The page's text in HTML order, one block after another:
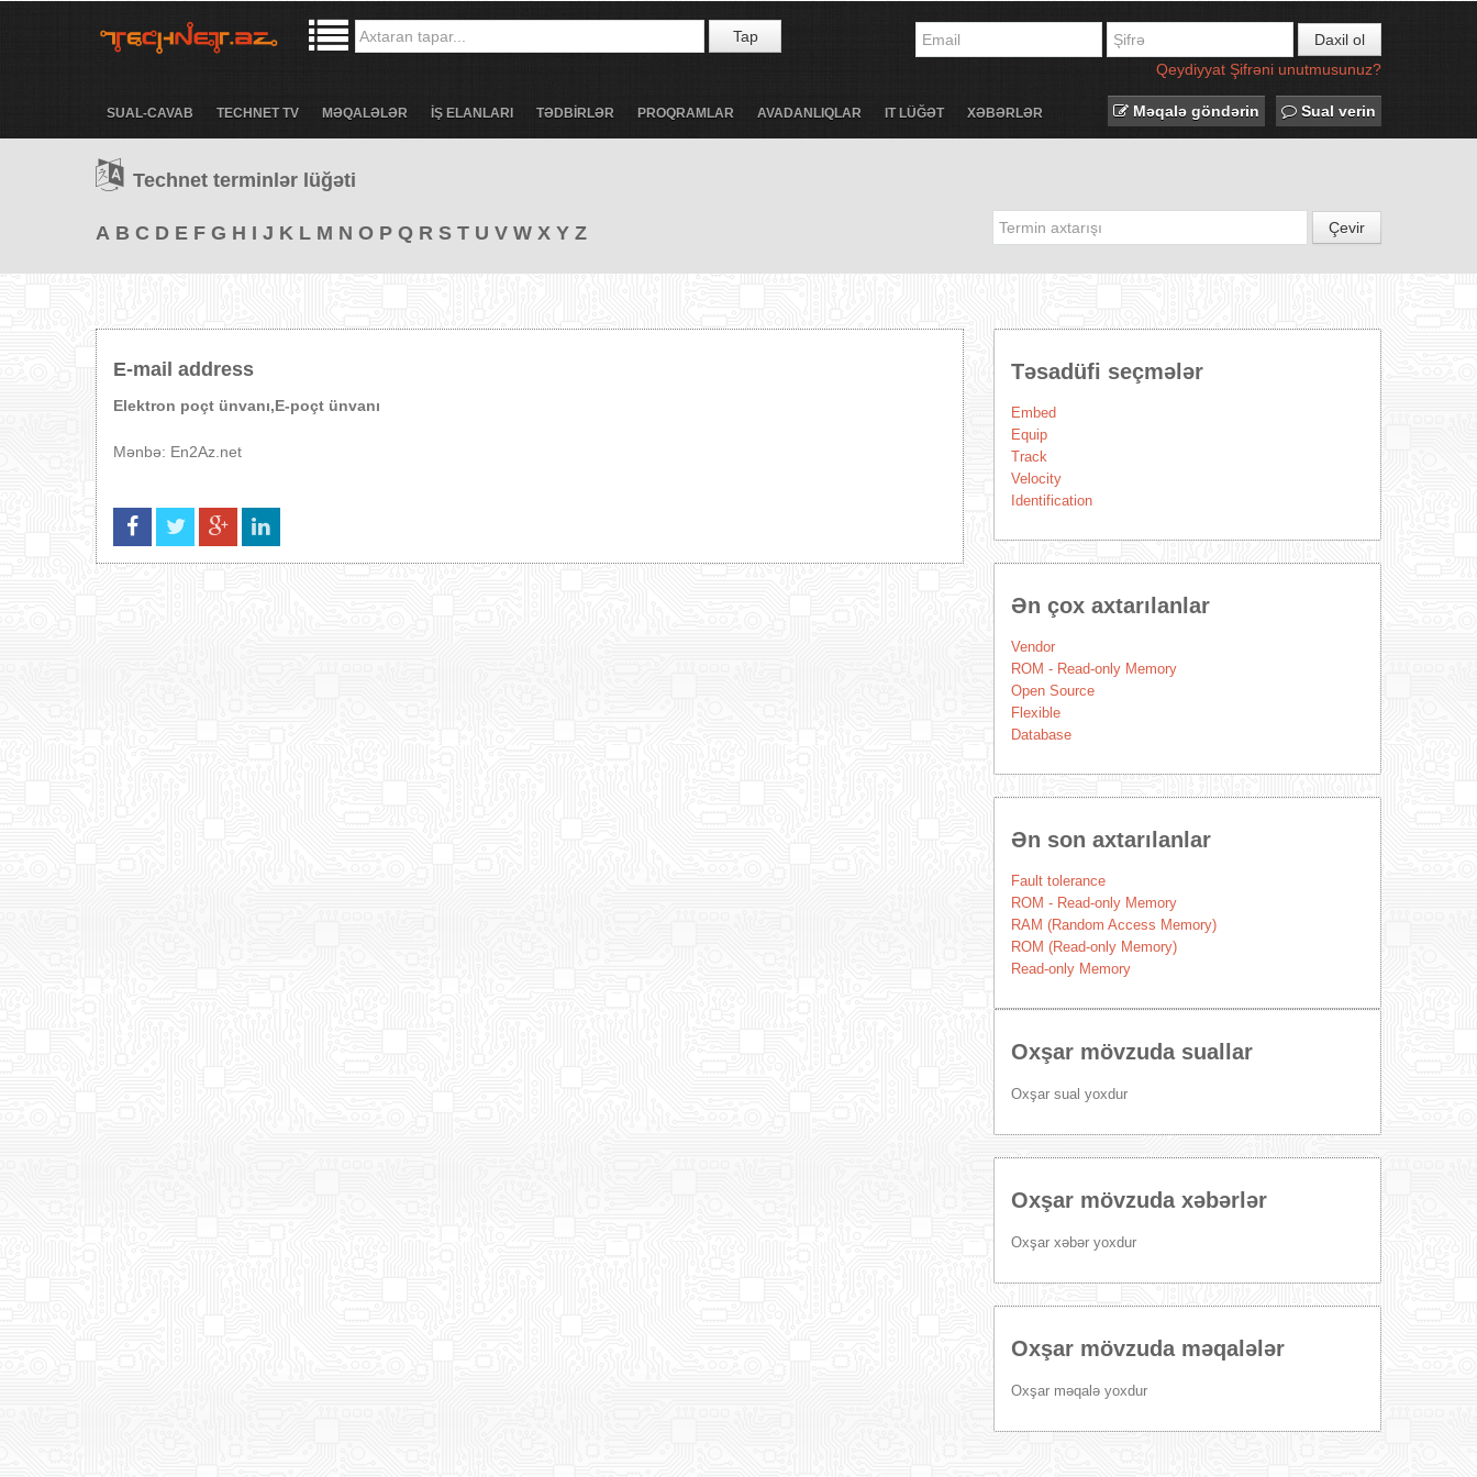
Tap
Daxil ol
Qeydiyyat Şifrəni unutmusunuz?
SUAL-CAVAB TECHNET TV MƏQALƏLƏR İŞ ELANLARI TƏDBİRLƏR PROQRAMLAR AVADANLIQLAR IT LÜĞƏT XƏBƏRLƏR Məqalə göndərin Sual verin
Technet terminlər lüğəti
A B C D E F G H I J K L M N O P Q R S T U V W X Y Z Çevir
E-mail address
Elektron poçt ünvanı,E-poçt ünvanı
Mənbə: En2Az.net
Təsadüfi seçmələr
Embed
Equip
Track
Velocity
Identification
Ən çox axtarılanlar
Vendor
ROM - Read-only Memory
Open Source
Flexible
Database
Ən son axtarılanlar
Fault tolerance
ROM - Read-only Memory
RAM (Random Access Memory)
ROM (Read-only Memory)
Read-only Memory
Oxşar mövzuda suallar
Oxşar sual yoxdur
Oxşar mövzuda xəbərlər
Oxşar xəbər yoxdur
Oxşar mövzuda məqalələr
Oxşar məqalə yoxdur